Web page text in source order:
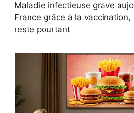
Maladie infectieuse grave
France grâce à la vaccination,
reste pourtant